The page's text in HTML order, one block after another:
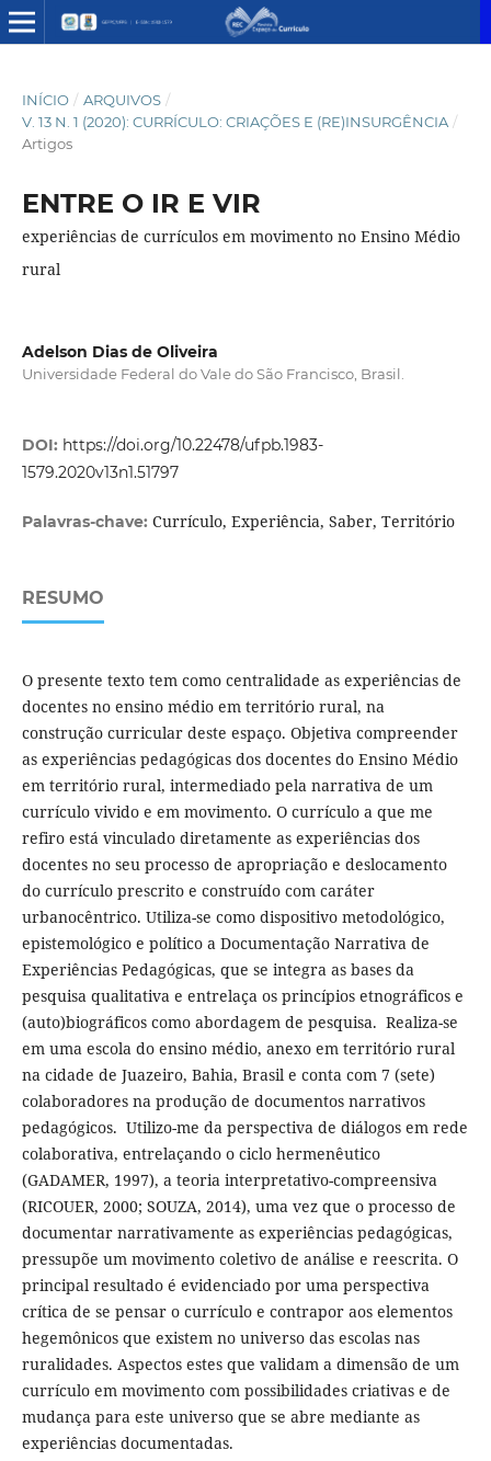
INÍCIO / ARQUIVOS /
V. 13 N. 1 (2020): CURRÍCULO: CRIAÇÕES E (RE)INSURGÊNCIA /
Artigos
ENTRE O IR E VIR
experiências de currículos em movimento no Ensino Médio
rural
Adelson Dias de Oliveira
Universidade Federal do Vale do São Francisco, Brasil.
DOI: https://doi.org/10.22478/ufpb.1983-
1579.2020v13n1.51797
Palavras-chave: Currículo, Experiência, Saber, Território
RESUMO
O presente texto tem como centralidade as experiências de
docentes no ensino médio em território rural, na
construção curricular deste espaço. Objetiva compreender
as experiências pedagógicas dos docentes do Ensino Médio
em território rural, intermediado pela narrativa de um
currículo vivido e em movimento. O currículo a que me
refiro está vinculado diretamente as experiências dos
docentes no seu processo de apropriação e deslocamento
do currículo prescrito e construído com caráter
urbanocêntrico. Utiliza-se como dispositivo metodológico,
epistemológico e político a Documentação Narrativa de
Experiências Pedagógicas, que se integra as bases da
pesquisa qualitativa e entrelaça os princípios etnográficos e
(auto)biográficos como abordagem de pesquisa. Realiza-se
em uma escola do ensino médio, anexo em território rural
na cidade de Juazeiro, Bahia, Brasil e conta com 7 (sete)
colaboradores na produção de documentos narrativos
pedagógicos. Utilizo-me da perspectiva de diálogos em rede
colaborativa, entrelaçando o ciclo hermenêutico
(GADAMER, 1997), a teoria interpretativo-compreensiva
(RICOUER, 2000; SOUZA, 2014), uma vez que o processo de
documentar narrativamente as experiências pedagógicas,
pressupõe um movimento coletivo de análise e reescrita. O
principal resultado é evidenciado por uma perspectiva
crítica de se pensar o currículo e contrapor aos elementos
hegemônicos que existem no universo das escolas nas
ruralidades. Aspectos estes que validam a dimensão de um
currículo em movimento com possibilidades criativas e de
mudança para este universo que se abre mediante as
experiências documentadas.